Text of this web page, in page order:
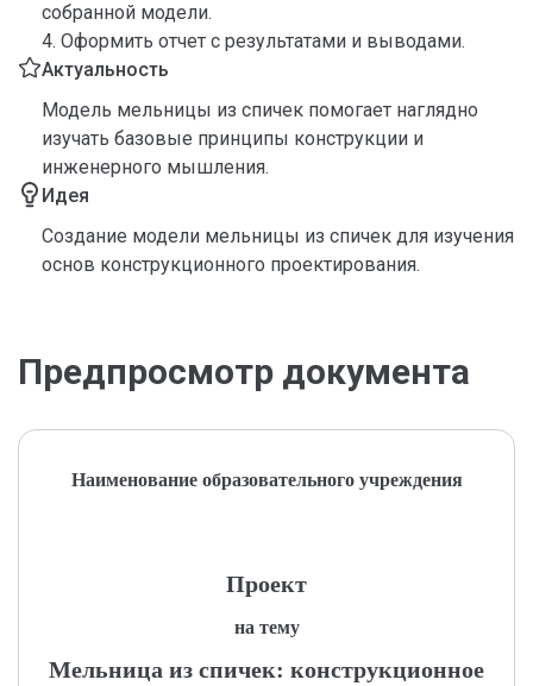
собранной модели.
4. Оформить отчет с результатами и выводами.
Актуальность
Модель мельницы из спичек помогает наглядно
изучать базовые принципы конструкции и
инженерного мышления.
Идея
Создание модели мельницы из спичек для изучения
основ конструкционного проектирования.
Предпросмотр документа
Наименование образовательного учреждения
Проект
на тему
Мельница из спичек: конструкционное